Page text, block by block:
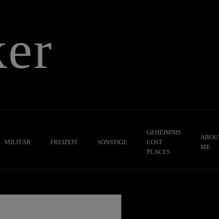
MILITÄR FREIZEIT SONSTIGE
GEHEIMNIS
LOST
PLACES
ME